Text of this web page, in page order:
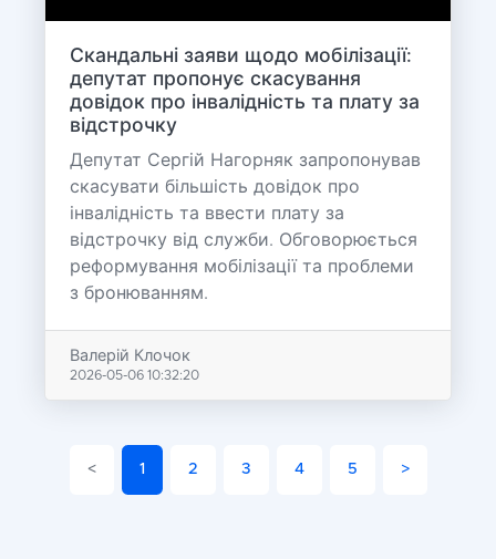
Скандальні заяви щодо мобілізації:
депутат пропонує скасування
довідок про інвалідність та плату за
відстрочку
Депутат Сергій Нагорняк запропонував
скасувати більшість довідок про
інвалідність та ввести плату за
відстрочку від служби. Обговорюється
реформування мобілізації та проблеми
з бронюванням.
Валерій Клочок
2026-05-06 10:32:20
< 1 2 3 4 5 >